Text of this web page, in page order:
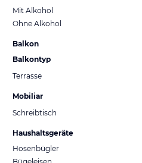
Mit Alkohol
Ohne Alkohol
Balkon
Balkontyp
Terrasse
Mobiliar
Schreibtisch
Haushaltsgeräte
Hosenbügler